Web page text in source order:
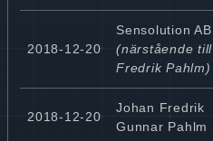
2018-12-20
Sensolution AB
(närstående till
Fredrik Pahlm)
2018-12-20
Johan Fredrik
Gunnar Pahlm